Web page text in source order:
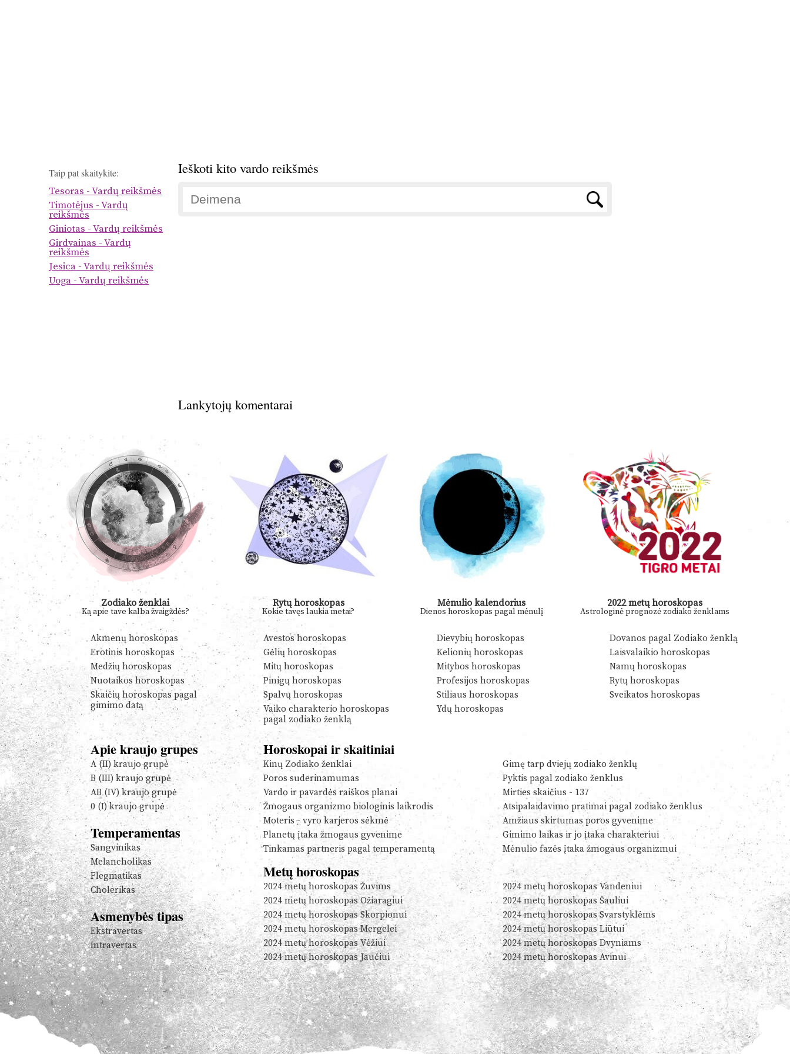
Taip pat skaitykite:
Tesoras - Vardų reikšmės
Timotėjus - Vardų
reikšmės
Giniotas - Vardų reikšmės
Girdvainas - Vardų
reikšmės
Jesica - Vardų reikšmės
Uoga - Vardų reikšmės
Ieškoti kito vardo reikšmės
Lankytojų komentarai
Zodiako ženklai
Ką apie tave kalba žvaigždės?
Rytų horoskopas
Kokie tavęs laukia metai?
Mėnulio kalendorius
Dienos horoskopas pagal mėnulį
2022 metų horoskopas
Astrologinė prognozė zodiako ženklams
Akmenų horoskopas Avestos horoskopas Dievybių horoskopas
Dovanos pagal Zodiako ženklą
Erotinis horoskopas
Gėlių horoskopas Kelionių horoskopas
Laisvalaikio horoskopas
Medžių horoskopas
Mitų horoskopas Mitybos horoskopas
Namų horoskopas
Nuotaikos horoskopas
Pinigų horoskopas Profesijos horoskopas
Rytų horoskopas
Skaičių horoskopas pagal
gimimo datą
Spalvų horoskopas Stiliaus horoskopas
Sveikatos horoskopas
Vaiko charakterio horoskopas
pagal zodiako ženklą
Ydų horoskopas
Apie kraujo grupes
A (II) kraujo grupė
B (III) kraujo grupė
AB (IV) kraujo grupė
0 (I) kraujo grupė
Temperamentas
Sangvinikas
Melancholikas
Flegmatikas
Cholerikas
Asmenybės tipas
Ekstravertas
Intravertas
Horoskopai ir skaitiniai
Kinų Zodiako ženklai
Gimę tarp dviejų zodiako ženklų
Poros suderinamumas
Pyktis pagal zodiako ženklus
Vardo ir pavardės raiškos planai
Mirties skaičius - 137
Žmogaus organizmo biologinis laikrodis
Atsipalaidavimo pratimai pagal zodiako ženklus
Moteris - vyro karjeros sėkmė
Amžiaus skirtumas poros gyvenime
Planetų įtaka žmogaus gyvenime
Gimimo laikas ir jo įtaka charakteriui
Tinkamas partneris pagal temperamentą
Mėnulio fazės įtaka žmogaus organizmui
Metų horoskopas
2024 metų horoskopas Žuvims
2024 metų horoskopas Vandeniui
2024 metų horoskopas Ožiaragiui
2024 metų horoskopas Šauliui
2024 metų horoskopas Skorpionui
2024 metų horoskopas Svarstyklėms
2024 metų horoskopas Mergelei
2024 metų horoskopas Liūtui
2024 metų horoskopas Vėžiui
2024 metų horoskopas Dvyniams
2024 metų horoskopas Jaučiui
2024 metų horoskopas Avinui